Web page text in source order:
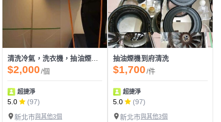
清洗冷氣，洗衣機，抽油煙機，清除塵蟎
$2,000/個
超捷淨
5.0
(97)
新北市與其他3個
抽油煙機到府清洗
$1,700/件
超捷淨
5.0
(97)
新北市與其他3個